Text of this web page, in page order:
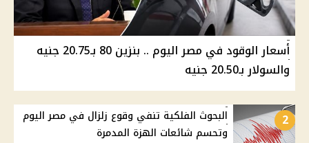
أسعار الوقود في مصر اليوم .. بنزين 80 بـ20.75 جنيه
والسولار بـ20.50 جنيه
2
البحوث الفلكية تنفي وقوع زلزال في مصر اليوم
وتحسم شائعات الهزة المدمرة